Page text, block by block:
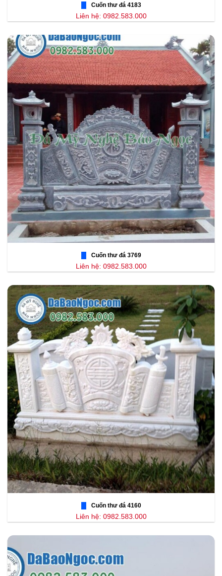
Cuốn thư đá 4183
Liên hệ: 0982.583.000
Cuốn thư đá 3769
Liên hệ: 0982.583.000
Cuốn thư đá 4160
Liên hệ: 0982.583.000